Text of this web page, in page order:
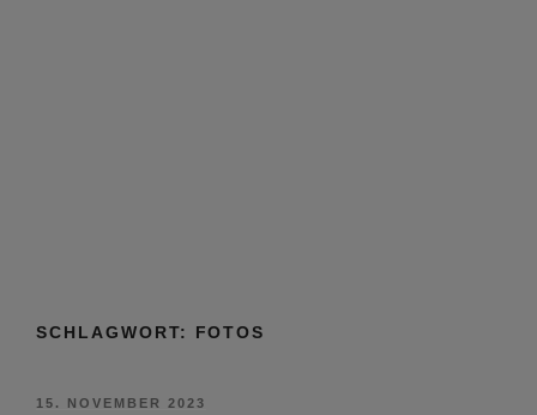
SCHLAGWORT: FOTOS
VERÖFFENTLICHT
15. NOVEMBER 2023